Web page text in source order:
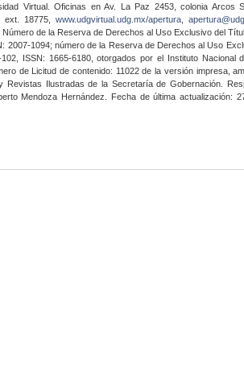
Virtual. Oficinas en Av. La Paz 2453, colonia Arcos
ext. 18775,www.udgvirtual.udg.mx/apertura
de la Reserva de Derechos al Uso Exclusivo del
2007-1094; número de la Reserva de Derechos al Uso
ISSN: 1665-6180, otorgados por el Instituto Nacional
de Licitud de contenido: 11022 de la versión impresa,
Revistas Ilustradas de la Secretaría de Gobernación.
Mendoza Hernández. Fecha de última actualización: